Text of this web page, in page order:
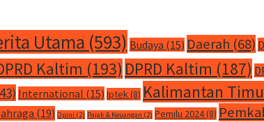
Utama (593) Budaya (15) Daerah (68)
Kaltim (193) DPRD Kaltim (187)
International (15) Iptek(8) Kalimantan
(19) Opini (2) Pajak & Keuangan (2) Pemilu 2024(8)